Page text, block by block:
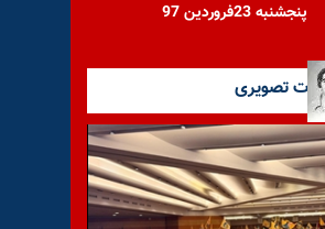
پنجشنبه 23فروردین 97
با یاد مجاهد شهید حسین
بیرانوند (عزیز)
تصویری